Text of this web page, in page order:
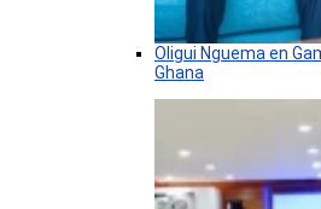
Oligui Nguema en
Ghana